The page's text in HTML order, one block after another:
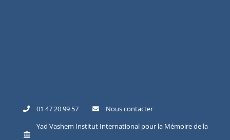
01 47 20 99 57
Nous contacter
Yad Vashem Institut International pour la Mémoire de la